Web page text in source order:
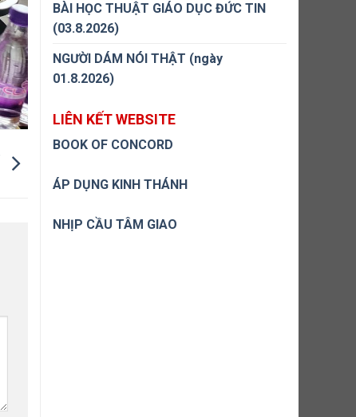
BÀI HỌC THUẬT GIÁO DỤC ĐỨC TIN
(03.8.2026)
NGƯỜI DÁM NÓI THẬT (ngày
01.8.2026)
LIÊN KẾT WEBSITE
BOOK OF CONCORD
ÁP DỤNG KINH THÁNH
NHỊP CẦU TÂM GIAO